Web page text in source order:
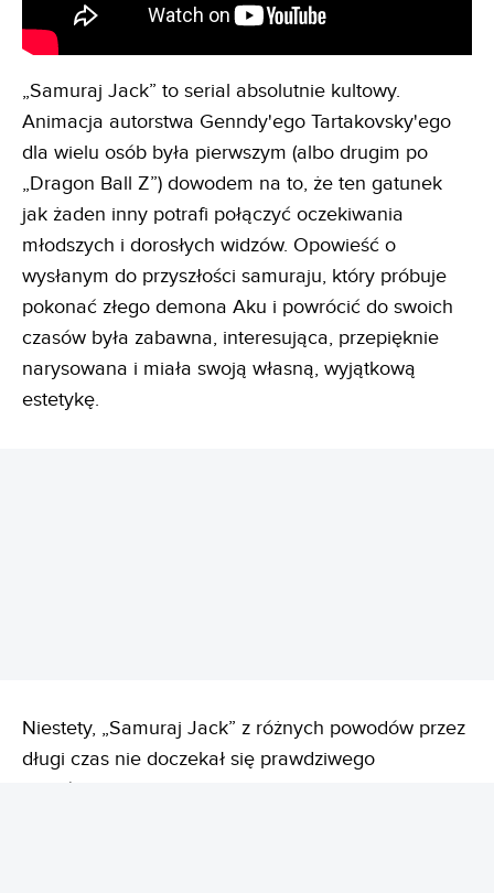
„Samuraj Jack” to serial absolutnie kultowy.
Animacja autorstwa Genndy'ego Tartakovsky'ego
dla wielu osób była pierwszym (albo drugim po
„Dragon Ball Z”) dowodem na to, że ten gatunek
jak żaden inny potrafi połączyć oczekiwania
młodszych i dorosłych widzów. Opowieść o
wysłanym do przyszłości samuraju, który próbuje
pokonać złego demona Aku i powrócić do swoich
czasów była zabawna, interesująca, przepięknie
narysowana i miała swoją własną, wyjątkową
estetykę.
Niestety, „Samuraj Jack” z różnych powodów przez
długi czas nie doczekał się prawdziwego
zakończenia. Dopiero w 2017 roku fani bohatera